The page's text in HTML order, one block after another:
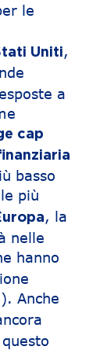
le
Uniti,
a
cap
basso
più
, la
nelle
hanno
). Anche